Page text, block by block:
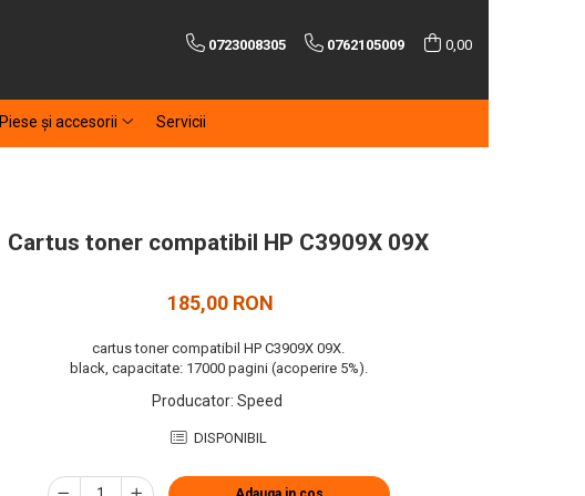
0723008305 0762105009 0,00
Piese şi accesorii Servicii
Cartus toner compatibil HP C3909X 09X
185,00 RON
cartus toner compatibil HP C3909X 09X.
black, capacitate: 17000 pagini (acoperire 5%).
Producator: Speed
DISPONIBIL